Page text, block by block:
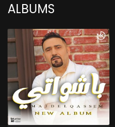
ALBUMS